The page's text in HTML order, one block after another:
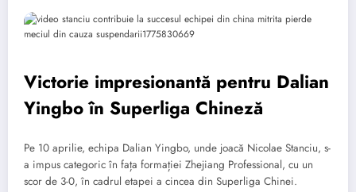
Victorie impresionantă pentru Dalian
Yingbo în Superliga Chineză
Pe 10 aprilie, echipa Dalian Yingbo, unde joacă Nicolae Stanciu, s-
a impus categoric în fața formației Zhejiang Professional, cu un
scor de 3-0, în cadrul etapei a cincea din Superliga Chinei.